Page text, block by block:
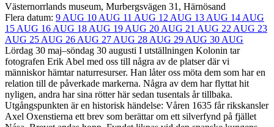
Västernorrlands museum, Murbergsvägen 31, Härnösand
Flera datum: 9 AUG 10 AUG 11 AUG 12 AUG 13 AUG 14 AUG
15 AUG 16 AUG 18 AUG 19 AUG 20 AUG 21 AUG 22 AUG 23
AUG 25 AUG 26 AUG 27 AUG 28 AUG 29 AUG 30 AUG
Lördag 30 maj–söndag 30 augusti I utställningen Kolonin tar
fotografen Erik Abel med oss till några av de platser där vi
människor hämtar naturresurser. Han låter oss möta dem som har en
relation till de påverkade markerna. Några av dem har flyttat hit
nyligen, andra har sina rötter här sedan tusentals år tillbaka.
Utgångspunkten är en historisk händelse: Våren 1635 får rikskansler
Axel Oxenstierna ett brev som berättar om ett silverfynd på fjället